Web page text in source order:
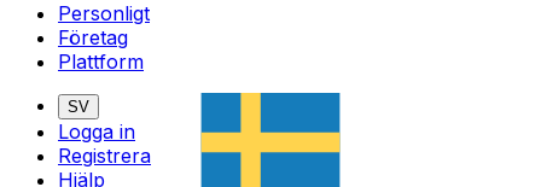
Personligt
Företag
Plattform
SV
Logga in
Registrera
Hjälp